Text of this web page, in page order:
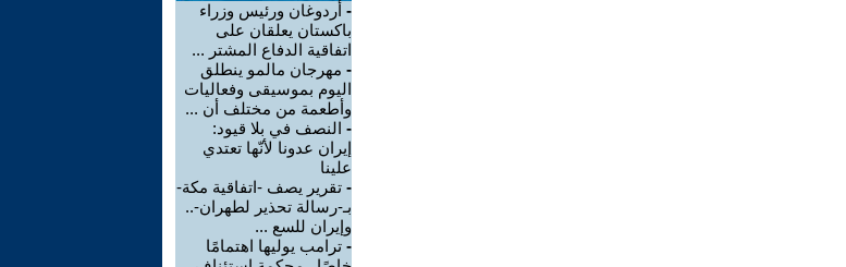
- أردوغان ورئيس وزراء
باكستان يعلقان على
اتفاقية الدفاع المشتر ...
- مهرجان مالمو ينطلق
اليوم بموسيقى وفعاليات
وأطعمة من مختلف أن ...
- النصف في بلا قيود:
إيران عدونا لأنّها تعتدي
علينا
- تقرير يصف -اتفاقية مكة-
بـ-رسالة تحذير لطهران-..
وإيران للسع ...
- ترامب يوليها اهتمامًا